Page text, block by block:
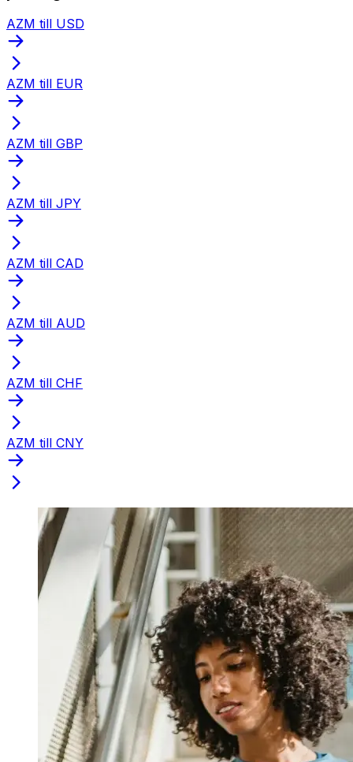
AZM till USD
AZM till EUR
AZM till GBP
AZM till JPY
AZM till CAD
AZM till AUD
AZM till CHF
AZM till CNY